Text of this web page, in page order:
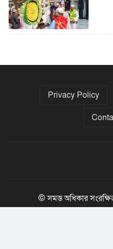
Privacy Policy
© সমস্ত অধিকার